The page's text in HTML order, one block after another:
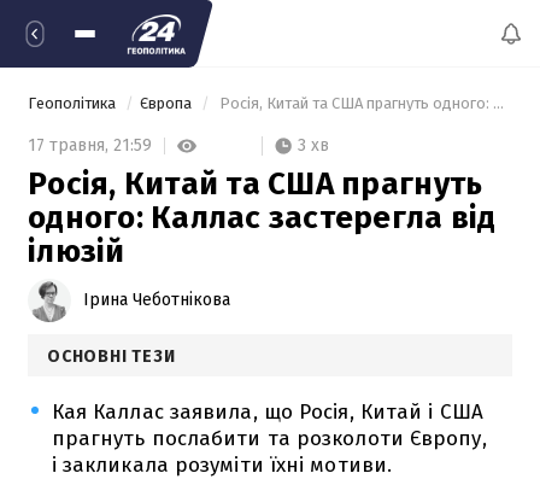
Геополітика Європа Росія, Китай та США прагнуть одного: Каллас застерегла від ілюзій
17 травня, 21:59 3 хв
Росія, Китай та США прагнуть
одного: Каллас застерегла від
ілюзій
Ірина Чеботнікова
ОСНОВНІ ТЕЗИ
Кая Каллас заявила, що Росія, Китай і США
прагнуть послабити та розколоти Європу,
і закликала розуміти їхні мотиви.